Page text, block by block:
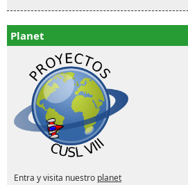
Planet
Entra y visita nuestro planet